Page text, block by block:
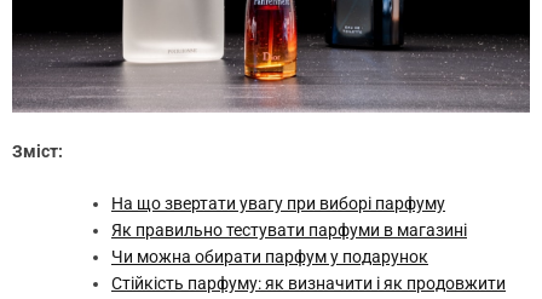
Зміст:
На що звертати увагу при виборі парфуму
Як правильно тестувати парфуми в магазині
Чи можна обирати парфум у подарунок
Стійкість парфуму: як визначити і як продовжити